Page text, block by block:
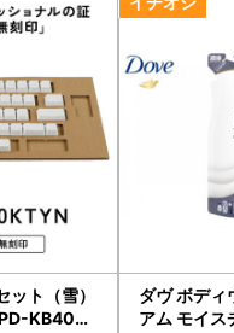
延について
して、天候の影響により遅
が、何卒ご了承くださいま
況につきましては、お手数
ット（雪）
KB400
ダヴ ボディ
アム モイス